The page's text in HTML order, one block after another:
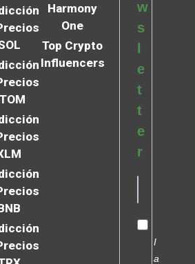
Harmony
One
Top Crypto
Influencers
w
s
e
t
t
e
r
I
a